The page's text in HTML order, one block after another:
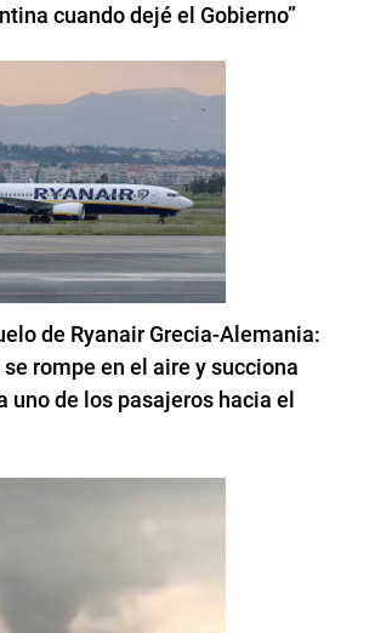
cuando dejé el Gobierno”
de Ryanair Grecia-Alemania:
rompe en el aire y succiona
uno de los pasajeros hacia el